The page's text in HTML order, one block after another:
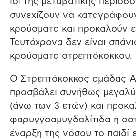
συνεχίζουν να
κρούσματα και προκαλούν
Ταυτόχρονα δεν είναι
κρούσματα στρεπτόκοκκου.
Ο Στρεπτόκοκκος ομάδας Α
προσβάλει συνήθως
(άνω των 3 ετών) και
φαρυγγοαμυγδαλίτιδα ή
έναρξη της νόσου το παιδί